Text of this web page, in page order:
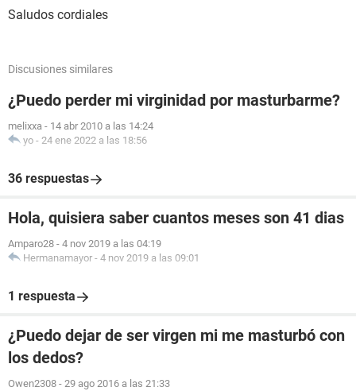
Saludos cordiales
Discusiones similares
¿Puedo perder mi virginidad por masturbarme?
melixxa - 14 abr 2010 a las 14:24
yo - 24 ene 2022 a las 18:56
36 respuestas
Hola, quisiera saber cuantos meses son 41 dias
Amparo28 - 4 nov 2019 a las 04:19
Hermanamayor - 4 nov 2019 a las 09:01
1 respuesta
¿Puedo dejar de ser virgen mi me masturbó con
los dedos?
Owen2308 - 29 ago 2016 a las 21:33